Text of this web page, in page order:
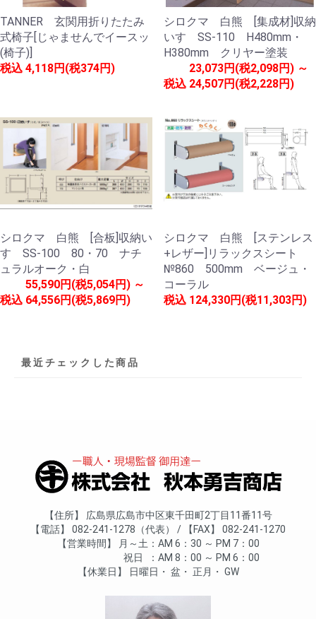
TANNER 玄関用折りたたみ
式椅子[じゃませんでイースッ
(椅子)]
税込 4,118円(税374円)
シロクマ 白熊 [集成材]収納
いす SS-110 H480mm・
H380mm クリヤー塗装
税込
23,073円(税2,098円) ～
24,507円(税2,228円)
シロクマ 白熊 [合板]収納い
す SS-100 80・70 ナチ
ュラルオーク・白
税込
55,590円(税5,054円) ～
64,556円(税5,869円)
シロクマ 白熊 [ステンレス
+レザー]リラックスシート
№860 500mm ベージュ・
コーラル
税込 124,330円(税11,303円)
最近チェックした商品
住所
広島県広島市中区東千田町2丁目11番11号
電話
082-241-1278（代表） FAX
082-241-1270
営業時間
月～土
AM 6：30 ～ PM 7：00
祝日
AM 8：00 ～ PM 6：00
休業日
日曜日 盆 正月 GW